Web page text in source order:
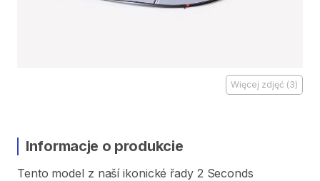
Więcej zdjęć (3)
Informacje o produkcie
Tento model z naší ikonické řady 2 Seconds